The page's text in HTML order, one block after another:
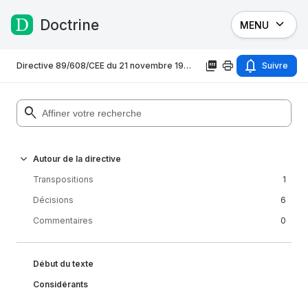
Passer au contenu
Doctrine MENU
Directive 89/608/CEE du 21 novembre 1989 relative à l'assistance mutuelle entre les autorités administratives des États membres et à la collaboration entre celles Suivre
Autour de la directive
Transpositions
1
Décisions
6
Commentaires
0
Début du texte
Considérants